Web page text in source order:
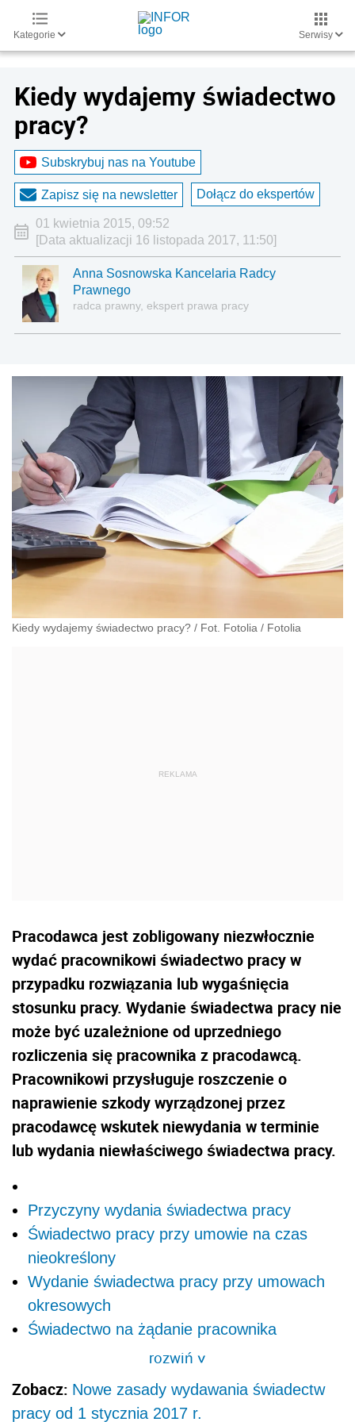
Kategorie Serwisy
Kiedy wydajemy świadectwo
pracy?
Subskrybuj nas na Youtube
Zapisz się na newsletter Dołącz do ekspertów
01 kwietnia 2015, 09:52
[Data aktualizacji 16 listopada 2017, 11:50]
Anna Sosnowska Kancelaria Radcy
Prawnego
radca prawny, ekspert prawa pracy
Kiedy wydajemy świadectwo pracy? / Fot. Fotolia / Fotolia
Pracodawca jest zobligowany niezwłocznie
wydać pracownikowi świadectwo pracy w
przypadku rozwiązania lub wygaśnięcia
stosunku pracy. Wydanie świadectwa pracy nie
może być uzależnione od uprzedniego
rozliczenia się pracownika z pracodawcą.
Pracownikowi przysługuje roszczenie o
naprawienie szkody wyrządzonej przez
pracodawcę wskutek niewydania w terminie
lub wydania niewłaściwego świadectwa pracy.
Przyczyny wydania świadectwa pracy
Świadectwo pracy przy umowie na czas
nieokreślony
Wydanie świadectwa pracy przy umowach
okresowych
Świadectwo na żądanie pracownika
rozwiń>
Zobacz: Nowe zasady wydawania świadectw
pracy od 1 stycznia 2017 r.